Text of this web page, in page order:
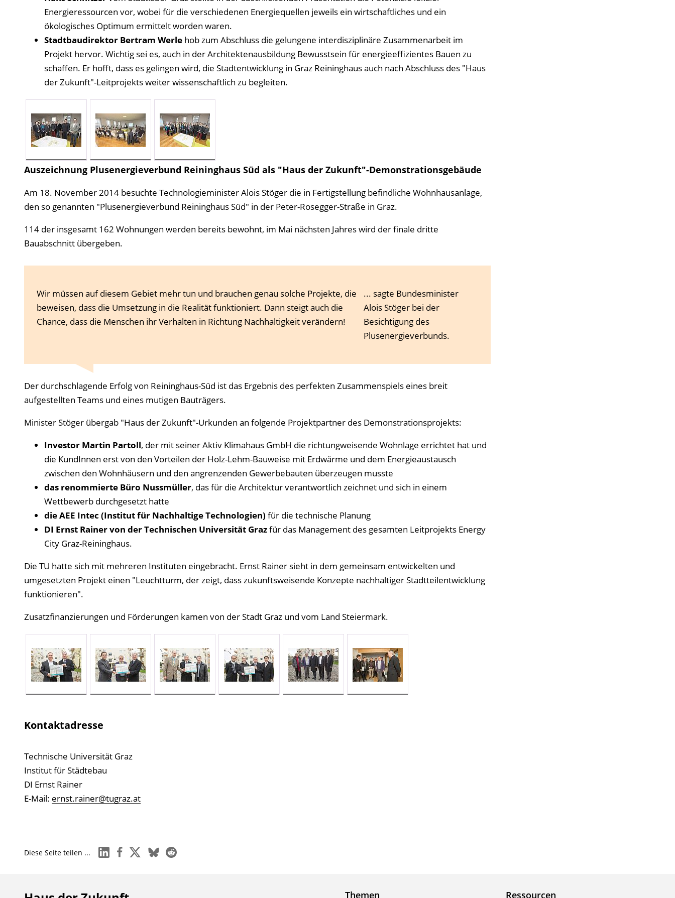
Energieressourcen vor, wobei für die verschiedenen Energiequellen jeweils ein wirtschaftliches und ein
ökologisches Optimum ermittelt worden waren.
Stadtbaudirektor Bertram Werlehob zum Abschluss die gelungene interdisziplinäre Zusammenarbeit im
Projekt hervor. Wichtig sei es, auch in der Architektenausbildung Bewusstsein für energieeffizientes Bauen zu
schaffen. Er hofft, dass es gelingen wird, die Stadtentwicklung in Graz Reininghaus auch nach Abschluss des "Haus
der Zukunft"-Leitprojekts weiter wissenschaftlich zu begleiten.
Auszeichnung Plusenergieverbund Reininghaus Süd als "Haus der Zukunft"-Demonstrationsgebäude
Am 18. November 2014 besuchte Technologieminister Alois Stöger die in Fertigstellung befindliche Wohnhausanlage,
den so genannten "Plusenergieverbund Reininghaus Süd" in der Peter-Rosegger-Straße in Graz.
114 der insgesamt 162 Wohnungen werden bereits bewohnt, im Mai nächsten Jahres wird der finale dritte
Bauabschnitt übergeben.
Wir müssen auf diesem Gebiet mehr tun und brauchen genau solche Projekte, die
beweisen, dass die Umsetzung in die Realität funktioniert. Dann steigt auch die
Chance, dass die Menschen ihr Verhalten in Richtung Nachhaltigkeit verändern!
... sagte Bundesminister
Alois Stöger bei der
Besichtigung des
Plusenergieverbunds.
Der durchschlagende Erfolg von Reininghaus-Süd ist das Ergebnis des perfekten Zusammenspiels eines breit
aufgestellten Teams und eines mutigen Bauträgers.
Minister Stöger übergab "Haus der Zukunft"-Urkunden an folgende Projektpartner des Demonstrationsprojekts:
Investor Martin Partoll, der mit seiner Aktiv Klimahaus GmbH die richtungweisende Wohnlage errichtet hat und
die KundInnen erst von den Vorteilen der Holz-Lehm-Bauweise mit Erdwärme und dem Energieaustausch
zwischen den Wohnhäusern und den angrenzenden Gewerbebauten überzeugen musste
das renommierte Büro Nussmüller, das für die Architektur verantwortlich zeichnet und sich in einem
Wettbewerb durchgesetzt hatte
die AEE Intec (Institut für Nachhaltige Technologien) für die technische Planung
DI Ernst Rainer von der Technischen Universität Grazfür das Management des gesamten Leitprojekts Energy
City Graz-Reininghaus.
Die TU hatte sich mit mehreren Instituten eingebracht. Ernst Rainer sieht in dem gemeinsam entwickelten und
umgesetzten Projekt einen "Leuchtturm, der zeigt, dass zukunftsweisende Konzepte nachhaltiger Stadtteilentwicklung
funktionieren".
Zusatzfinanzierungen und Förderungen kamen von der Stadt Graz und vom Land Steiermark.
Kontaktadresse
Technische Universität Graz
Institut für Städtebau
DI Ernst Rainer
E-Mail: ernst.rainer@tugraz.at
Diese Seite teilen ... linkedinfacebook
x blueskyreddit
Themen Ressourcen